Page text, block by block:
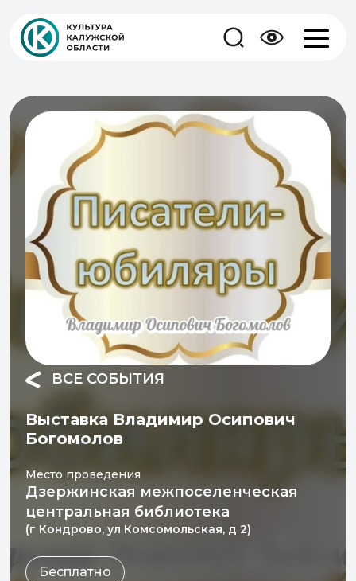
ВСЕ СОБЫТИЯ
Выставка Владимир Осипович
Богомолов
Место проведения
Дзержинская межпоселенческая
центральная библиотека
(г Кондрово, ул Комсомольская, д 2)
Бесплатно